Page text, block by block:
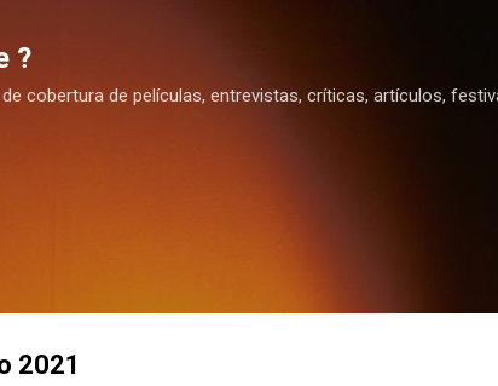
?
cobertura de películas, entrevistas, críticas, artículos,
2021